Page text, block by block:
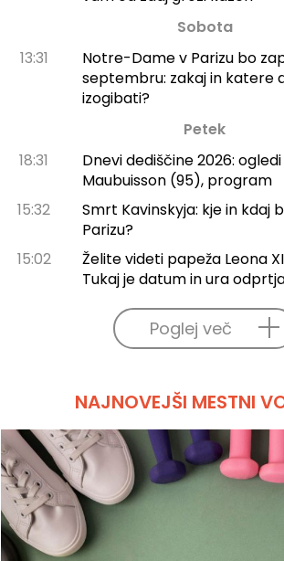
Sobota
13:31
Notre-Dame v Parizu bo
septembru: zakaj in katere
izogibati?
Petek
18:31
Dnevi dediščine 2026:
Maubuisson (95), program
15:32
Smrt Kavinskyja: kje in kdaj
Parizu?
15:02
Želite videti papeža Leona
Tukaj je datum in ura
Poglej več
NAJNOVEJŠI MESTNI